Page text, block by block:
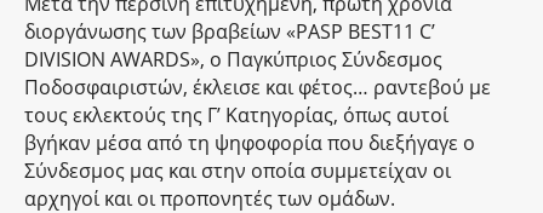
διοργάνωσης των βραβείων «PASP BEST11 C’
DIVISION AWARDS», ο Παγκύπριος Σύνδεσμος
Ποδοσφαιριστών, έκλεισε και φέτος… ραντεβού με
τους εκλεκτούς της Γ’ Κατηγορίας, όπως αυτοί
βγήκαν μέσα από τη ψηφοφορία που διεξήγαγε ο
Σύνδεσμος μας και στην οποία συμμετείχαν οι
αρχηγοί και οι προπονητές των ομάδων.